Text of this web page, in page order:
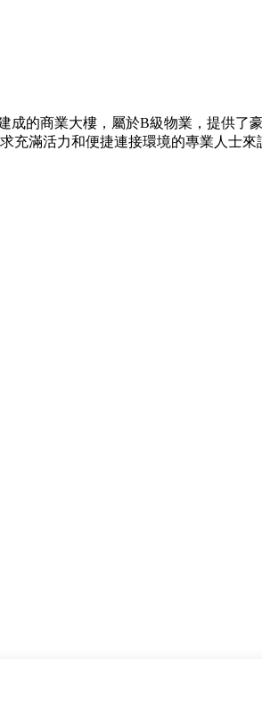
成的商業大樓，屬於B級物業，提供
充滿活力和便捷連接環境的專業人士